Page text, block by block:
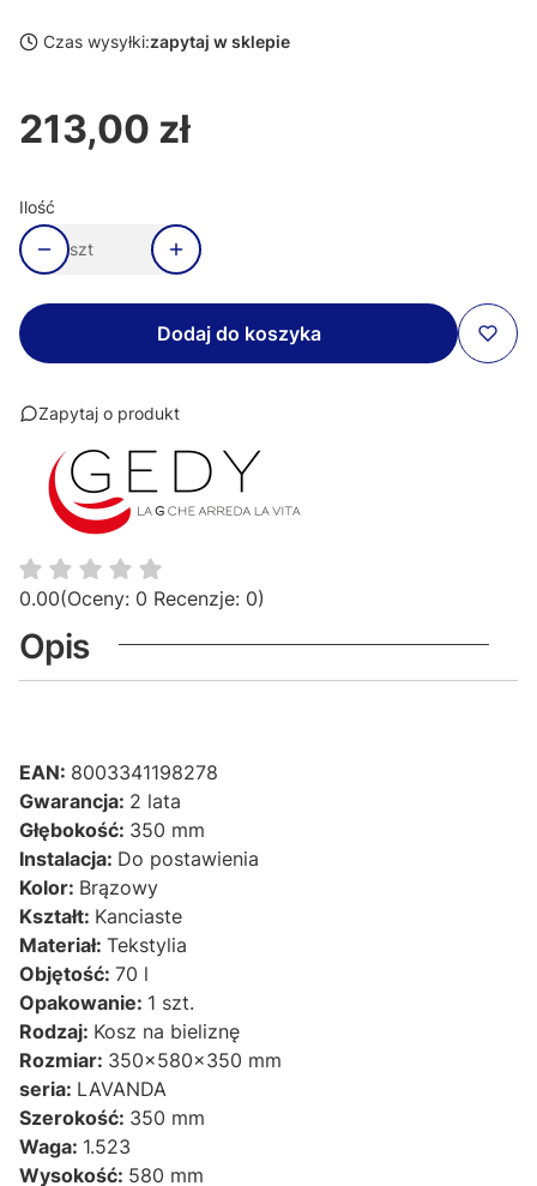
Czas wysyłki:zapytaj w sklepie
Cena
213,00 zł
Ilość
szt
Dodaj do koszyka
Zapytaj o produkt
0.00(Oceny: 0 Recenzje: 0)
Opis
EAN: 8003341198278
Gwarancja: 2 lata
Głębokość: 350 mm
Instalacja: Do postawienia
Kolor: Brązowy
Kształt: Kanciaste
Materiał: Tekstylia
Objętość: 70 l
Opakowanie: 1 szt.
Rodzaj: Kosz na bieliznę
Rozmiar: 350x580x350 mm
seria: LAVANDA
Szerokość: 350 mm
Waga: 1.523
Wysokość: 580 mm